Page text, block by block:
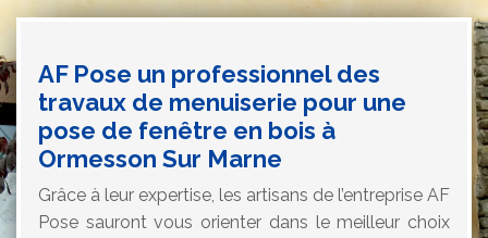
AF Pose un professionnel des
travaux de menuiserie pour une
pose de fenêtre en bois à
Ormesson Sur Marne
Grâce à leur expertise, les artisans de l’entreprise AF
Pose sauront vous orienter dans le meilleur choix